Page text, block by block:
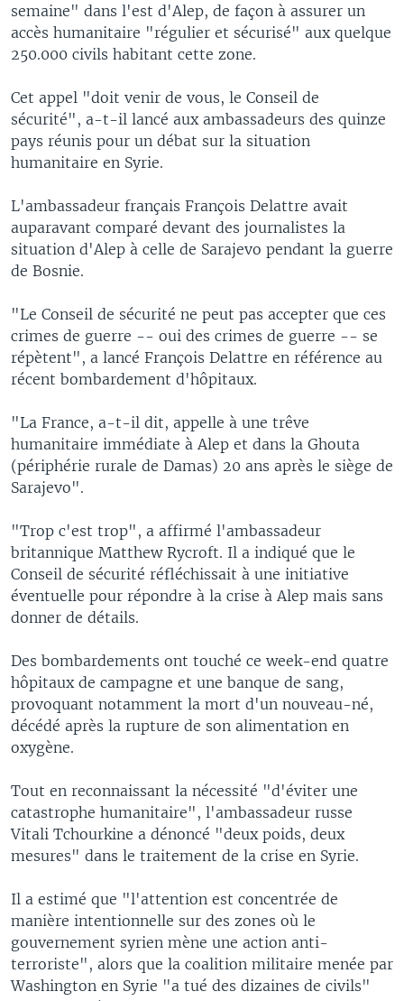
semaine" dans l'est d'Alep, de façon à assurer un
accès humanitaire "régulier et sécurisé" aux quelque
250.000 civils habitant cette zone.
Cet appel "doit venir de vous, le Conseil de
sécurité", a-t-il lancé aux ambassadeurs des quinze
pays réunis pour un débat sur la situation
humanitaire en Syrie.
L'ambassadeur français François Delattre avait
auparavant comparé devant des journalistes la
situation d'Alep à celle de Sarajevo pendant la guerre
de Bosnie.
"Le Conseil de sécurité ne peut pas accepter que ces
crimes de guerre -- oui des crimes de guerre -- se
répètent", a lancé François Delattre en référence au
récent bombardement d'hôpitaux.
"La France, a-t-il dit, appelle à une trêve
humanitaire immédiate à Alep et dans la Ghouta
(périphérie rurale de Damas) 20 ans après le siège de
Sarajevo".
"Trop c'est trop", a affirmé l'ambassadeur
britannique Matthew Rycroft. Il a indiqué que le
Conseil de sécurité réfléchissait à une initiative
éventuelle pour répondre à la crise à Alep mais sans
donner de détails.
Des bombardements ont touché ce week-end quatre
hôpitaux de campagne et une banque de sang,
provoquant notamment la mort d'un nouveau-né,
décédé après la rupture de son alimentation en
oxygène.
Tout en reconnaissant la nécessité "d'éviter une
catastrophe humanitaire", l'ambassadeur russe
Vitali Tchourkine a dénoncé "deux poids, deux
mesures" dans le traitement de la crise en Syrie.
Il a estimé que "l'attention est concentrée de
manière intentionnelle sur des zones où le
gouvernement syrien mène une action anti-
terroriste", alors que la coalition militaire menée par
Washington en Syrie "a tué des dizaines de civils"